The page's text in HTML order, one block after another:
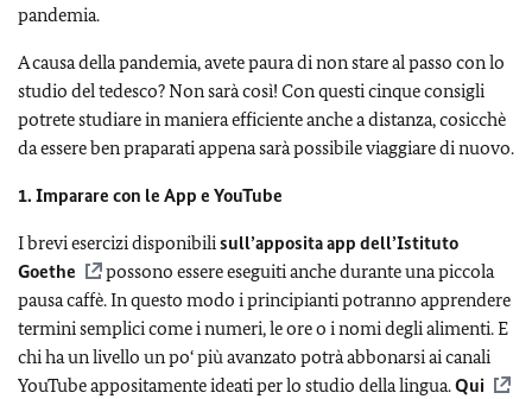
pandemia.
A causa della pandemia, avete paura di non stare al passo con lo
studio del tedesco? Non sarà così! Con questi cinque consigli
potrete studiare in maniera efficiente anche a distanza, cosicchè
da essere ben praparati appena sarà possibile viaggiare di nuovo.
1. Imparare con le App e YouTube
I brevi esercizi disponibilisull’apposita app dell’Istituto
Goethe
possono essere eseguiti anche durante una piccola
pausa caffè. In questo modo i principianti potranno apprendere
termini semplici come i numeri, le ore o i nomi degli alimenti. E
chi ha un livello un po‘ più avanzato potrà abbonarsi ai canali
YouTube appositamente ideati per lo studio della lingua.Qui